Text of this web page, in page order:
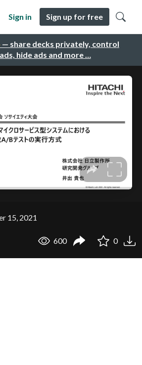
— share decks privately, control
hide ads and more …
Sign in Sign up for free
15, 2021
600 0